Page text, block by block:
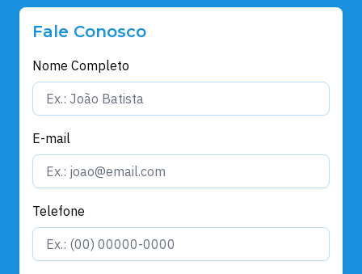
Fale Conosco
Nome Completo
E-mail
Telefone